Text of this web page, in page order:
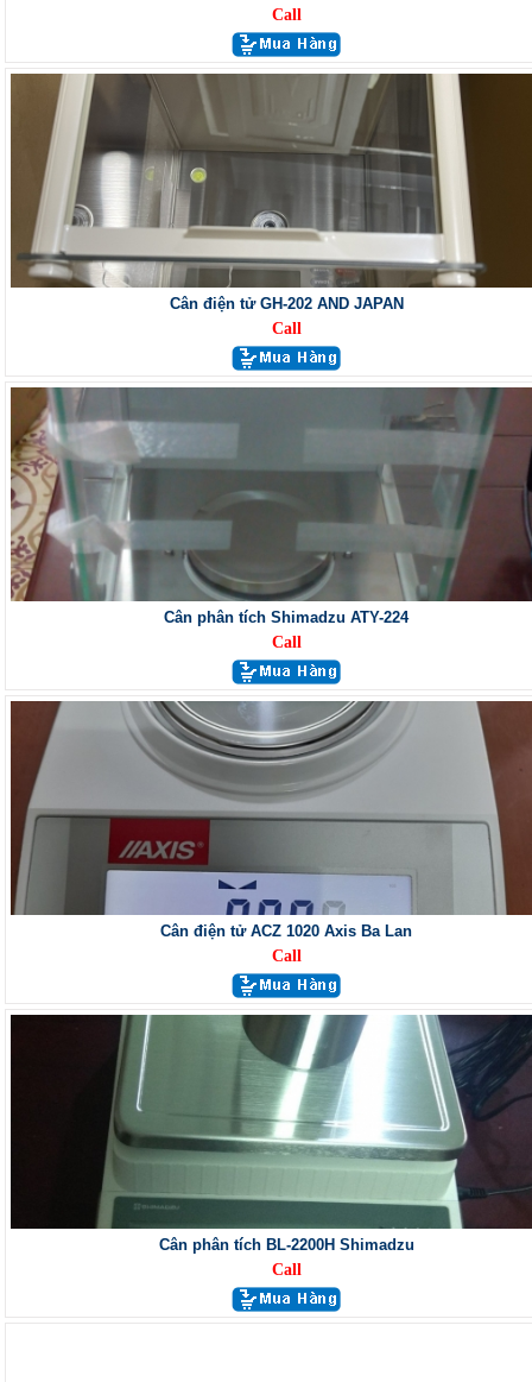
Call
Cân điện tử GH-202 AND JAPAN
Call
Cân phân tích Shimadzu ATY-224
Call
Cân điện tử ACZ 1020 Axis Ba Lan
Call
Cân phân tích BL-2200H Shimadzu
Call